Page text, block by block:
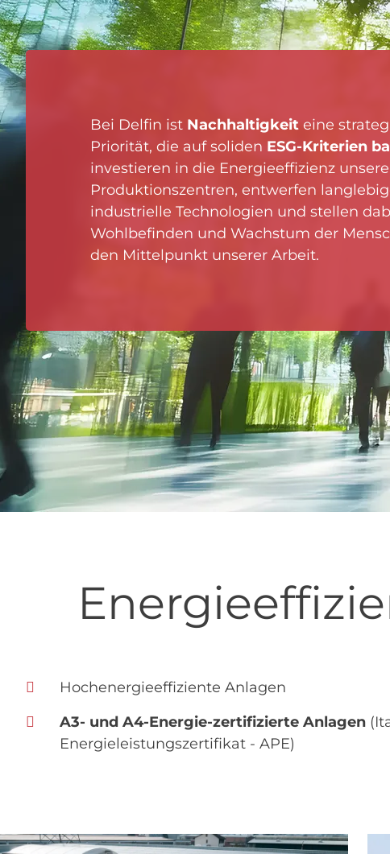
RECYCLING UND
ABFALLWIRTSCHAFT
Bei Delfin ist Nachhaltigkeit eine
Priorität, die auf soliden ESG-Kriterien
investieren in die Energieeffizienz
Produktionszentren, entwerfen
industrielle Technologien und stellen
Wohlbefinden und Wachstum der
den Mittelpunkt unserer Arbeit.
Hochenergieeffiziente Anlagen
A3- und A4-Energie-zertifizierte Anlagen
Energieleistungszertifikat - APE)